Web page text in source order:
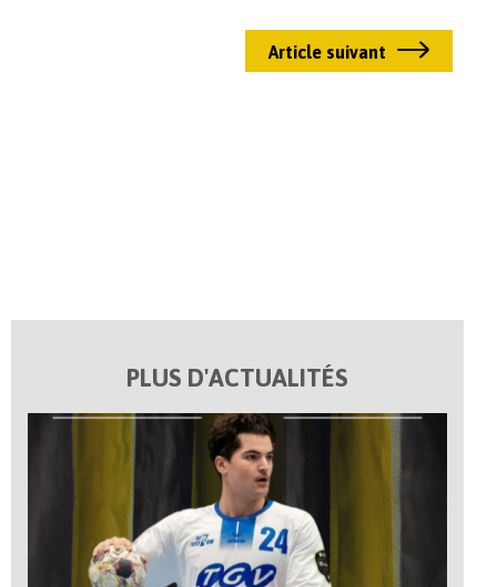
Article suivant
PLUS D'ACTUALITÉS